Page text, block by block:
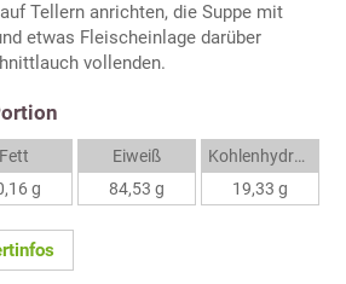
Tellern anrichten, die Suppe mit
etwas Fleischeinlage darüber
vollenden.
Fett
g
Eiweiß
84,53 g
Kohlenhydrate
19,33 g